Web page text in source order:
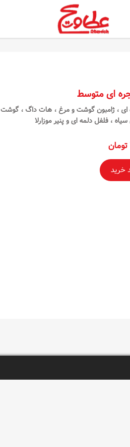
ای متوسط
21*21 پنجره ای ، ژامبون گوشت و مرغ ، هات داگ ، گوشت
، فلفل دلمه ای و پنیر موزارلا
خرید